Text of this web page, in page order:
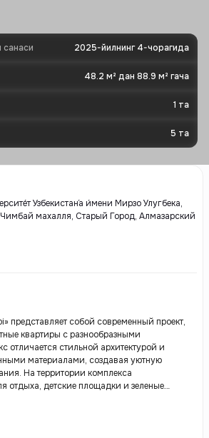
2025-йилнинг 4-чорагида
48.2 м² дан 88.9 м² гача
1 та
5 та
Узбекистан́а и́мени Мирзо Улугбека,
махалля, Старый Город, Алмазарский
представляет собой современный проект,
квартиры с разнообразными
отличается стильной архитектурой и
материалами, создавая уютную
На территории комплекса
отдыха, детские площадки и зеленые
созданию комфортной городской